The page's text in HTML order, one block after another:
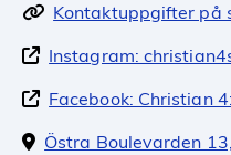
Kontaktuppgifter på
Instagram:
Facebook: Christian
Östra Boulevarden